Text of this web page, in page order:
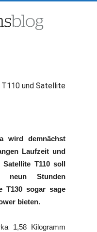
und Satellite
wird demnächst
Laufzeit und
T110 soll
neun Stunden
T130 sogar sage
bieten.
1,58 Kilogramm